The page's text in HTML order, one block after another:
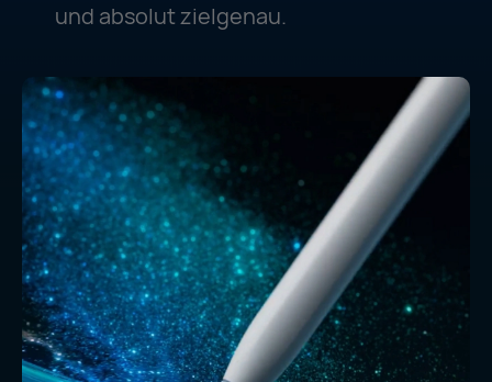
und absolut zielgenau.